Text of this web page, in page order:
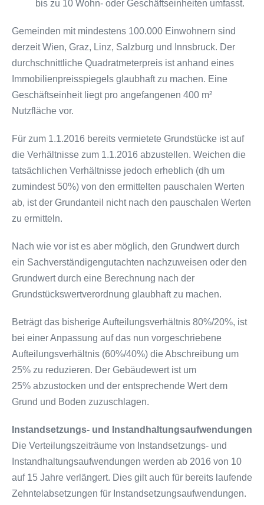
bis zu 10 Wohn- oder Geschäftseinheiten umfasst.
Gemeinden mit mindestens 100.000 Einwohnern sind
derzeit Wien, Graz, Linz, Salzburg und Innsbruck. Der
durchschnittliche Quadratmeterpreis ist anhand eines
Immobilienpreisspiegels glaubhaft zu machen. Eine
Geschäftseinheit liegt pro angefangenen 400 m²
Nutzfläche vor.
Für zum 1.1.2016 bereits vermietete Grundstücke ist auf
die Verhältnisse zum 1.1.2016 abzustellen. Weichen die
tatsächlichen Verhältnisse jedoch erheblich (dh um
zumindest 50%) von den ermittelten pauschalen Werten
ab, ist der Grundanteil nicht nach den pauschalen Werten
zu ermitteln.
Nach wie vor ist es aber möglich, den Grundwert durch
ein Sachverständigengutachten nachzuweisen oder den
Grundwert durch eine Berechnung nach der
Grundstückswertverordnung glaubhaft zu machen.
Beträgt das bisherige Aufteilungsverhältnis 80%/20%, ist
bei einer Anpassung auf das nun vorgeschriebene
Aufteilungsverhältnis (60%/40%) die Abschreibung um
25% zu reduzieren. Der Gebäudewert ist um
25% abzustocken und der entsprechende Wert dem
Grund und Boden zuzuschlagen.
Instandsetzungs- und Instandhaltungsaufwendungen
Die Verteilungszeiträume von Instandsetzungs- und
Instandhaltungsaufwendungen werden ab 2016 von 10
auf 15 Jahre verlängert. Dies gilt auch für bereits laufende
Zehntelabsetzungen für Instandsetzungsaufwendungen.